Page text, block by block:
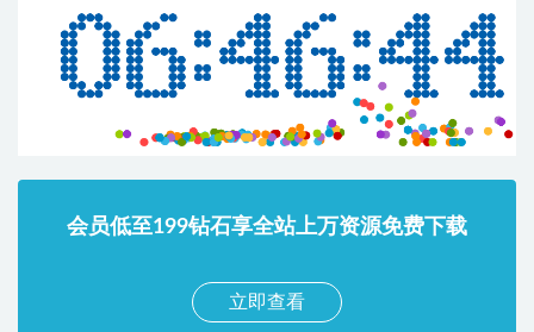
会员低至199钻石享全站上万资源免费下载
立即查看